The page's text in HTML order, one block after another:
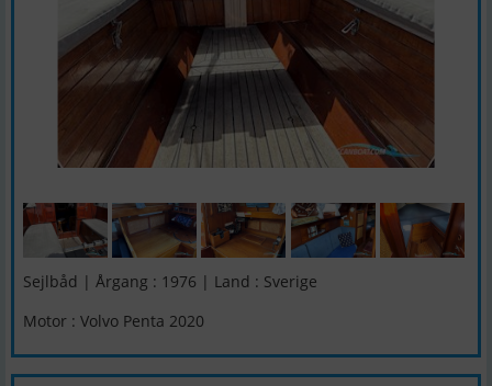
Sejlbåd | Årgang : 1976 | Land : Sverige
Motor : Volvo Penta 2020